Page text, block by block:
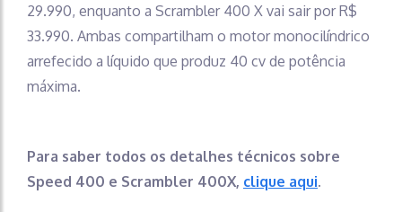
29.990, enquanto a Scrambler 400 X vai sair por R$
33.990. Ambas compartilham o motor monocilíndrico
arrefecido a líquido que produz 40 cv de potência
máxima.
Para saber todos os detalhes técnicos sobre
Speed 400 e Scrambler 400X, clique aqui.